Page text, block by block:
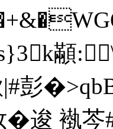
顢
彭
逡 褹